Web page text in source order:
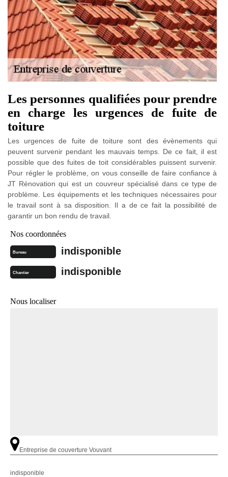
Les personnes qualifiées pour prendre
en charge les urgences de fuite de
toiture
Les urgences de fuite de toiture sont des évènements qui
peuvent survenir pendant les mauvais temps. De ce fait, il est
possible que des fuites de toit considérables puissent survenir.
Pour régler le problème, on vous conseille de faire confiance à
JT Rénovation qui est un couvreur spécialisé dans ce type de
problème. Les équipements et les techniques nécessaires pour
le travail sont à sa disposition. Il a de ce fait la possibilité de
garantir un bon rendu de travail.
Nos coordonnées
Bureau indisponible
Chantier indisponible
Nous localiser
Entreprise de couverture Vouvant
indisponible